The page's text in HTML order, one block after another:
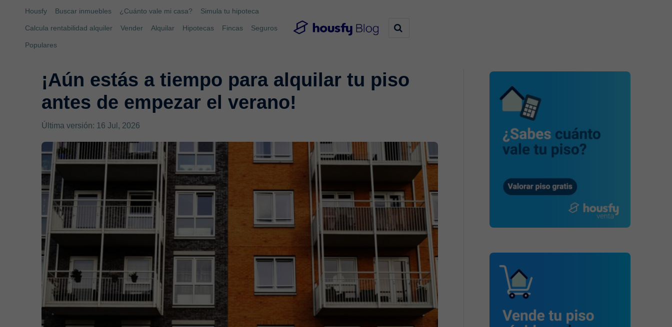
Housfy Buscar inmuebles ¿Cuánto vale mi casa? Simula tu hipoteca
Calcula rentabilidad alquiler Vender Alquilar Hipotecas Fincas Seguros
Populares
¡Aún estás a tiempo para alquilar tu piso
antes de empezar el verano!
Última versión: 16 Jul, 2026